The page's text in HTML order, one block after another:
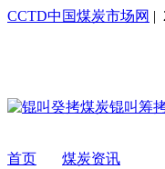
CCTD中国煤炭市场网 |
首页 煤炭资讯